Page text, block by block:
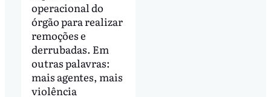
operacional do
órgão para realizar
remoções e
derrubadas. Em
outras palavras:
mais agentes, mais
violência